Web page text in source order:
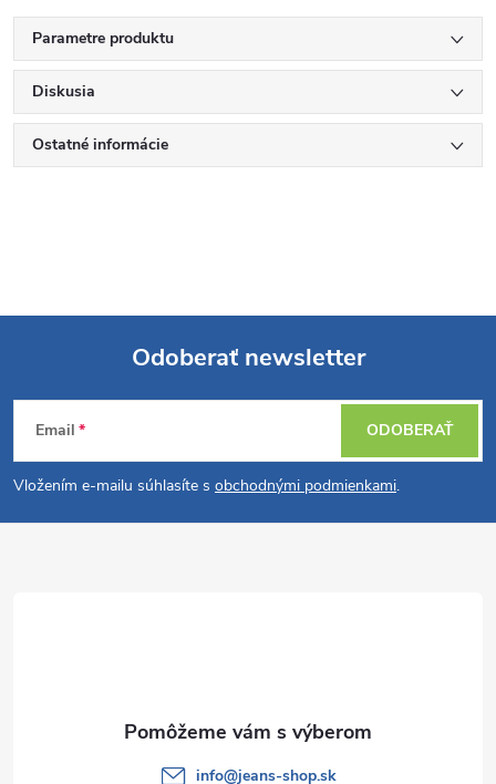
Parametre produktu
Diskusia
Ostatné informácie
Z
á
p
Odoberať newsletter
Email
Vložením e-mailu súhlasíte s obchodnými podmienkami.
ODOBERAŤ
info@jeans-shop.sk